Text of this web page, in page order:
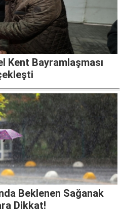
Kent Bayramlaşması
Beklenen Sağanak
Dikkat!